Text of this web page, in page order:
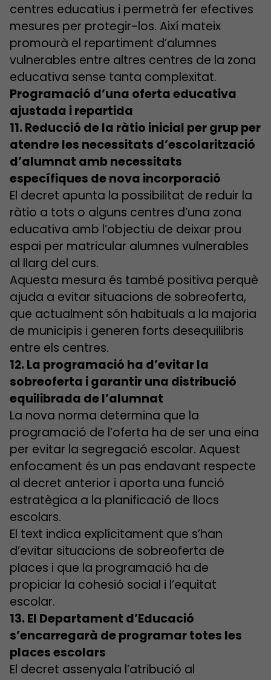
centres educatius i permetrà fer efectives
mesures per protegir-los. Així mateix
promourà el repartiment d’alumnes
vulnerables entre altres centres de la zona
educativa sense tanta complexitat.
Programació d’una oferta educativa
ajustada i repartida
11. Reducció de la ràtio inicial per grup per
atendre les necessitats d’escolarització
d’alumnat amb necessitats
específiques de nova incorporació
El decret apunta la possibilitat de reduir la
ràtio a tots o alguns centres d’una zona
educativa amb l’objectiu de deixar prou
espai per matricular alumnes vulnerables
al llarg del curs.
Aquesta mesura és també positiva perquè
ajuda a evitar situacions de sobreoferta,
que actualment són habituals a la majoria
de municipis i generen forts desequilibris
entre els centres.
12. La programació ha d’evitar la
sobreoferta i garantir una distribució
equilibrada de l’alumnat
La nova norma determina que la
programació de l’oferta ha de ser una eina
per evitar la segregació escolar. Aquest
enfocament és un pas endavant respecte
al decret anterior i aporta una funció
estratègica a la planificació de llocs
escolars.
El text indica explícitament que s’han
d’evitar situacions de sobreoferta de
places i que la programació ha de
propiciar la cohesió social i l’equitat
escolar.
13. El Departament d’Educació
s’encarregarà de programar totes les
places escolars
El decret assenyala l’atribució al